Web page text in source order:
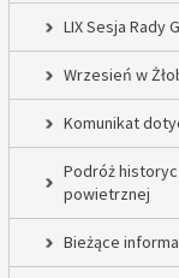
LIX Sesja Rady
Wrzesień w
Komunikat
Podróż
powietrznej
Bieżące